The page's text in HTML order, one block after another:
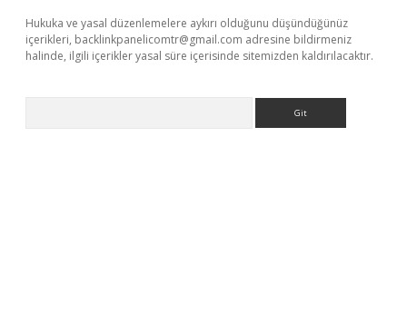
Hukuka ve yasal düzenlemelere aykırı olduğunu düşündüğünüz
içerikleri, backlinkpanelicomtr@gmail.com adresine bildirmeniz
halinde, ilgili içerikler yasal süre içerisinde sitemizden kaldırılacaktır.